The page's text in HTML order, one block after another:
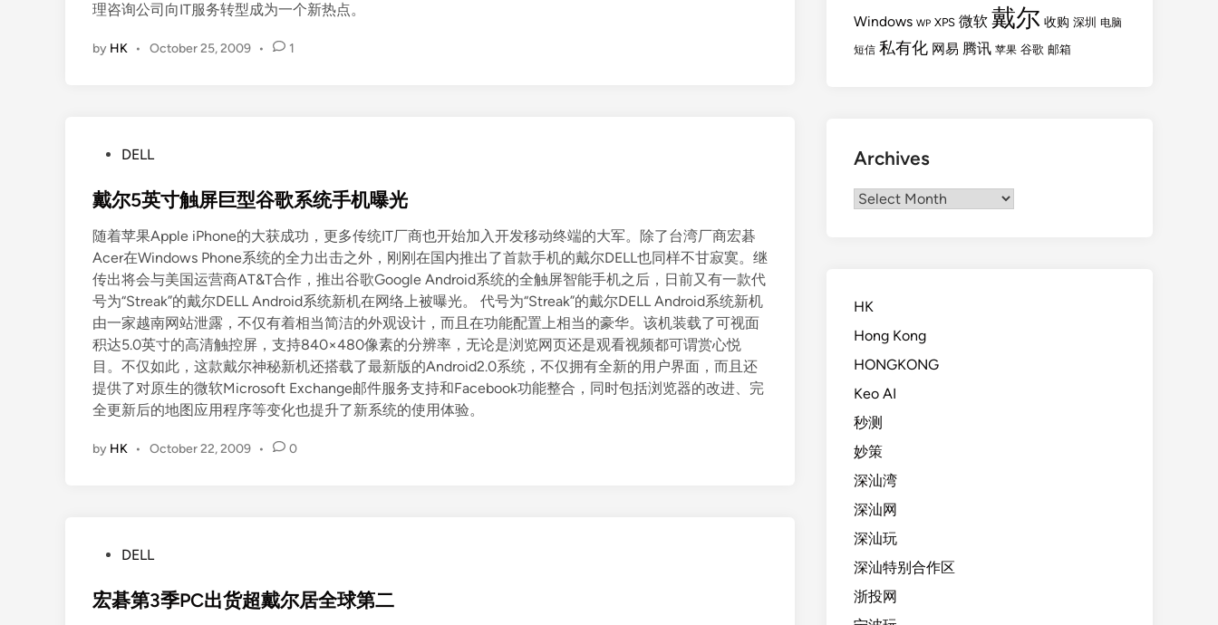
理咨询公司向IT服务转型成为一个新热点。
by HK • October 25, 2009 • 1
s
e
d
i
n
DELL
戴尔5英寸触屏巨型谷歌系统手机曝光
随着苹果Apple iPhone的大获成功，更多传统IT厂商也开始加入开发移动终端的大军。除了台湾厂商宏碁
Acer在Windows Phone系统的全力出击之外，刚刚在国内推出了首款手机的戴尔DELL也同样不甘寂寞。继
传出将会与美国运营商AT&T合作，推出谷歌Google Android系统的全触屏智能手机之后，日前又有一款代
号为“Streak”的戴尔DELL Android系统新机在网络上被曝光。 代号为“Streak”的戴尔DELL Android系统新机
由一家越南网站泄露，不仅有着相当简洁的外观设计，而且在功能配置上相当的豪华。该机装载了可视面
积达5.0英寸的高清触控屏，支持840×480像素的分辨率，无论是浏览网页还是观看视频都可谓赏心悦
目。不仅如此，这款戴尔神秘新机还搭载了最新版的Android2.0系统，不仅拥有全新的用户界面，而且还
提供了对原生的微软Microsoft Exchange邮件服务支持和Facebook功能整合，同时包括浏览器的改进、完
全更新后的地图应用程序等变化也提升了新系统的使用体验。
by HK • October 22, 2009 • 0
s
DELL
宏碁第3季PC出货超戴尔居全球第二
Windows WP XPS 微软 戴尔 收购 深圳 电脑
短信 私有化 网易 腾讯 苹果 谷歌 邮箱
Archives
Archives
HK
Hong Kong
HONGKONG
Keo AI
秒测
妙策
深汕湾
深汕网
深汕玩
深汕特别合作区
浙投网